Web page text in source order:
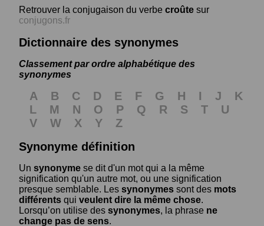
Retrouver la conjugaison du verbe croûte sur
conjugons.fr
Dictionnaire des synonymes
Classement par ordre alphabétique des
synonymes
A B C D E F G H I J
K
L
M N O P Q R S T
U
V
W X Y
Z
Synonyme définition
Un synonyme se dit d'un mot qui a la même
signification qu'un autre mot, ou une signification
presque semblable. Les synonymes sont des mots
différents qui veulent dire la même chose.
Lorsqu’on utilise des synonymes, la phrase ne
change pas de sens.